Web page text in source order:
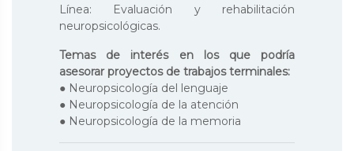
Línea: Evaluación y rehabilitación
neuropsicológicas.
Temas de interés en los que podría
asesorar proyectos de trabajos terminales:
● Neuropsicología del lenguaje
● Neuropsicología de la atención
● Neuropsicología de la memoria